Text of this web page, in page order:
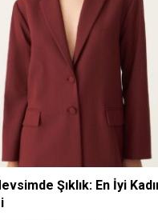
Şıklık: En İyi